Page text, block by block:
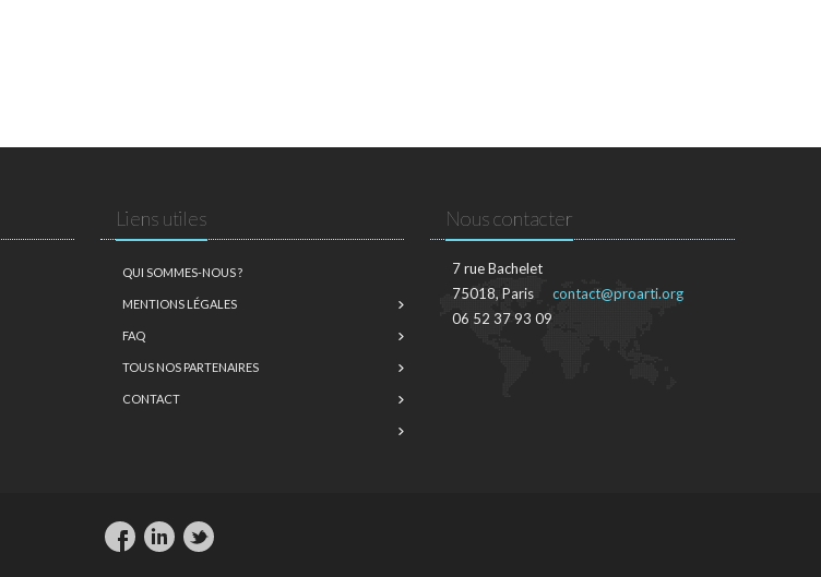
Liens utiles
QUI SOMMES-NOUS ?
MENTIONS LÉGALES
FAQ
TOUS NOS PARTENAIRES
CONTACT
Nous contacter
7 rue Bachelet
75018, Paris
06 52 37 93 09
contact@proarti.org